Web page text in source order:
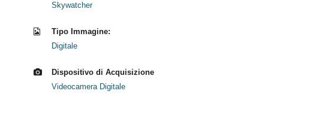
Skywatcher
Tipo Immagine:
Digitale
Dispositivo di Acquisizione
Videocamera Digitale